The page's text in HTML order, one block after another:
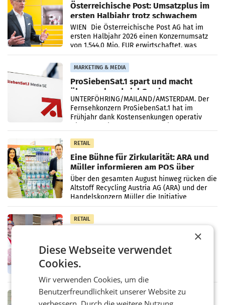
Österreichische Post: Umsatzplus im
ersten Halbjahr trotz schwachem
Briefgeschäft
WIEN Die Österreichische Post AG hat im
ersten Halbjahr 2026 einen Konzernumsatz
von 1.544,0 Mio. EUR erwirtschaftet, was
einem Plus von 3,8 Prozent gegenüber dem
Vergleichszeitraum
MARKETING & MEDIA
ProSiebenSat.1 spart und macht
überraschend viel Gewinn
UNTERFÖHRING/MAILAND/AMSTERDAM. Der
Fernsehkonzern ProSiebenSat.1 hat im
Frühjahr dank Kostensenkungen operativ
RETAIL
Eine Bühne für Zirkularität: ARA und
Müller informieren am POS über
Kreislauffähigkeit
Über den gesamten August hinweg rücken die
Altstoff Recycling Austria AG (ARA) und der
Handelskonzern Müller die Initiative
„Kreislauf-Helden“ in allen österreichischen
Müller-Filialen
RETAIL
Penny modernisiert zwei Filialen in
Ober- und Niederösterreich
WIENER NEUDORF. – Im Rahmen einer
laufenden Modernisierungsoffensive
erneuert Penny zwei Filialen in Nieder- und
Oberösterreich. Die beiden Standorte liegen
in Haag sowie im rund
RETAIL
×
Diese Webseite verwendet
Cookies.
Wir verwenden Cookies, um die
Benutzerfreundlichkeit unserer Website zu